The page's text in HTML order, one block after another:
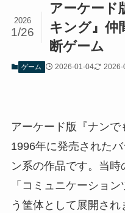
アーケード
キング』仲
断ゲーム
2026
1/26
ゲーム 2026-01-04 2026-
アーケード版『ナンで
1996年に発売された
ン系の作品です。当
「コミュニケーショ
う筐体として展開さ